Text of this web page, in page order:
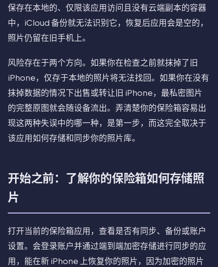
保存在本地的、仅限该应用访问且没有云端副本的容器
中，iCloud 备份就无法识别它，恢复后应用会是空的，
照片仍留在旧手机上。
风险存在于两个方向。如果你在检查之前就抹掉了旧
iPhone，仅存于本地的照片将无法找回。如果你在没有
抹掉数据的情况下出售或转让旧 iPhone，最私密图片
的完整原图就会随设备流出。弄清楚你的保险箱容易出
现这两种失误中的哪一种，是第一步，而这完全取决于
该应用如何存储和同步你的照片库。
开始之前：了解你的保险箱如何存储照
片
打开当前的保险箱应用，查看是否有同步、备份或账户
设置。会登录账户并通过端到端加密存储进行同步的应
用，能在新 iPhone 上恢复你的照片，因为加密的照片